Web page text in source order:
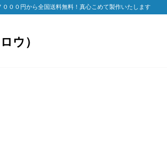
００円から全国送料無料！真心こめて製作いたします